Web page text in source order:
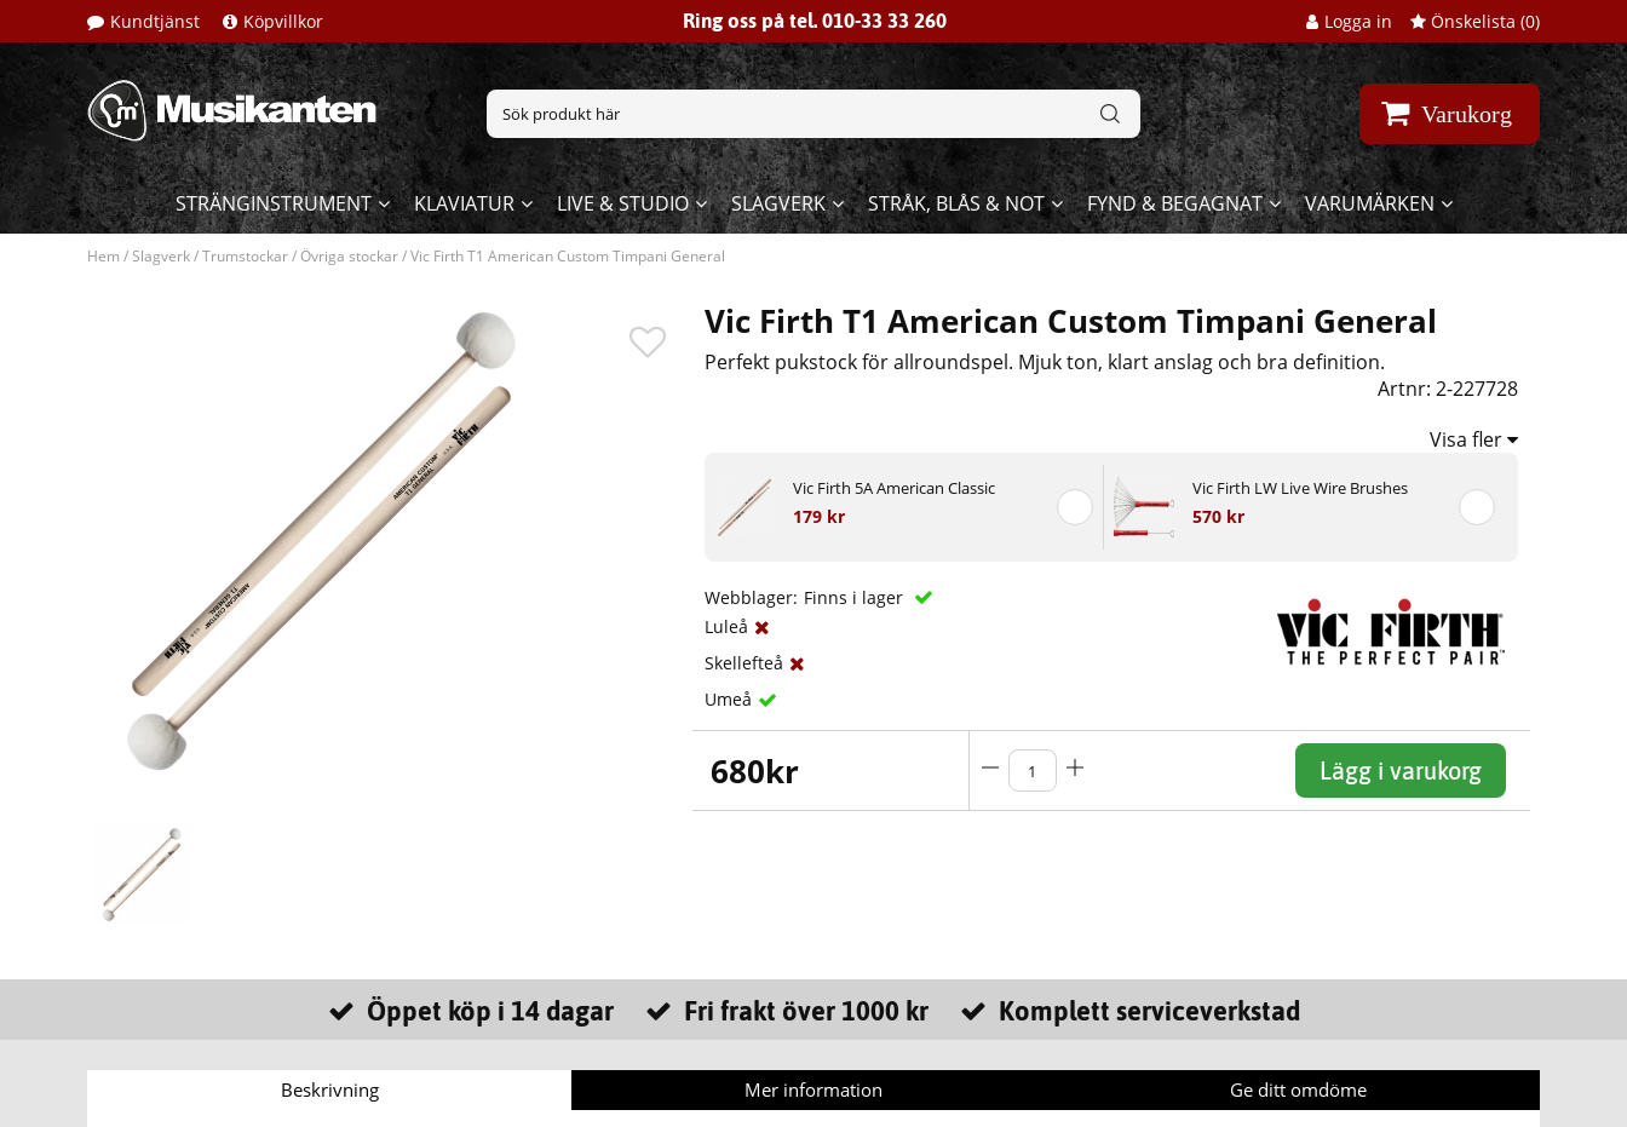
Kundtjänst Köpvillkor Ring oss på tel. 010-33 33 260 Logga in Önskelista (0)
Varukorg
STRÄNGINSTRUMENT KLAVIATUR LIVE & STUDIO SLAGVERK STRÅK, BLÅS & NOT FYND & BEGAGNAT VARUMÄRKEN
Hem /Slagverk/Trumstockar/Övriga stockar/Vic Firth T1 American Custom Timpani General
Vic Firth T1 American Custom Timpani General
Perfekt pukstock för allroundspel. Mjuk ton, klart anslag och bra definition.
Artnr: 2-227728
Visa fler
Vic Firth 5A American Classic
179 kr
Vic Firth LW Live Wire Brushes
570 kr
Webblager: Finns i lager
Luleå
Skellefteå
Umeå
680kr Lägg i varukorg
Öppet köp i 14 dagar Fri frakt över 1000 kr Komplett serviceverkstad
Beskrivning Mer information Ge ditt omdöme